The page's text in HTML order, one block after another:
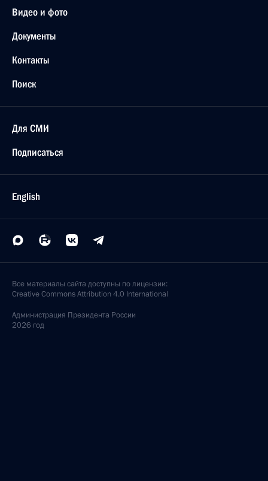
Видео и фото
Документы
Контакты
Поиск
Для СМИ
Подписаться
English
Все материалы сайта доступны по лицензии:
Creative Commons Attribution 4.0 International
Администрация Президента России
2026 год